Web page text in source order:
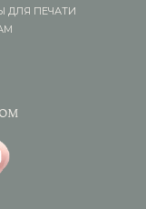
ДЛЯ ПЕЧАТИ